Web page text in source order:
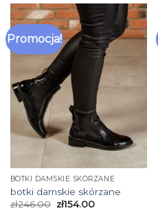
Promocja!
BOTKI DAMSKIE SKÓRZANE
botki damskie skórzane
zł246.00 zł154.00